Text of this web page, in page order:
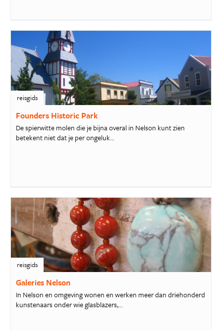
reisgids
Founders Historic Park
De spierwitte molen die je bijna overal in Nelson kunt zien
betekent niet dat je per ongeluk...
reisgids
Galeries Nelson
In Nelson en omgeving wonen en werken meer dan driehonderd
kunstenaars onder wie glasblazers,...